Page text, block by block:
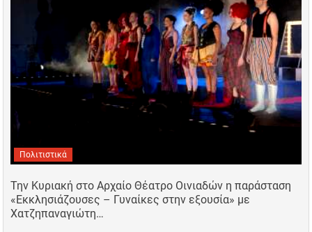
Πολιτιστικά
Την Κυριακή στο Αρχαίο Θέατρο Οινιαδών η παράσταση
«Εκκλησιάζουσες – Γυναίκες στην εξουσία» με
Χατζηπαναγιώτη…